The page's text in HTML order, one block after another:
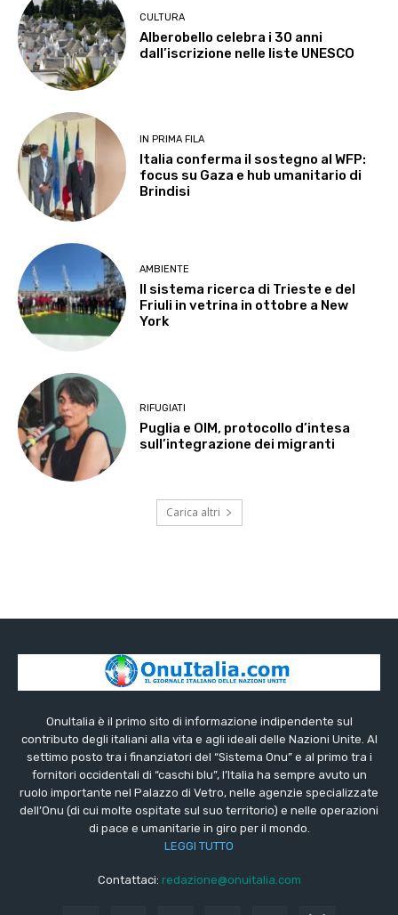
CULTURA
Alberobello celebra i 30 anni
dall’iscrizione nelle liste UNESCO
IN PRIMA FILA
Italia conferma il sostegno al WFP:
focus su Gaza e hub umanitario di
Brindisi
AMBIENTE
Il sistema ricerca di Trieste e del
Friuli in vetrina in ottobre a New
York
RIFUGIATI
Puglia e OIM, protocollo d’intesa
sull’integrazione dei migranti
Carica altri
OnuItalia è il primo sito di informazione indipendente sul
contributo degli italiani alla vita e agli ideali delle Nazioni Unite. Al
settimo posto tra i finanziatori del “Sistema Onu” e al primo tra i
fornitori occidentali di “caschi blu”, l’Italia ha sempre avuto un
ruolo importante nel Palazzo di Vetro, nelle agenzie specializzate
dell’Onu (di cui molte ospitate sul suo territorio) e nelle operazioni
di pace e umanitarie in giro per il mondo.
LEGGI TUTTO
Contattaci: redazione@onuitalia.com